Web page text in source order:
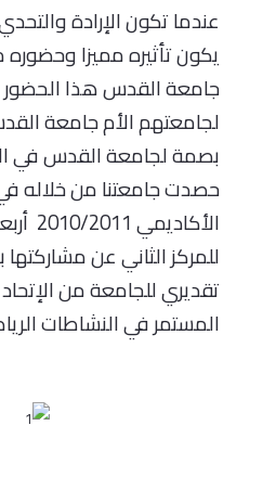
عندما تكون الإرادة
يكون تأثيره مميزا
جامعة القدس هذا الحضور
لجامعتهم الأم جامعة
بصمة لجامعة القدس في
حصدت جامعتنا من خلاله
للمركز الثاني عن
تقديري للجامعة من
المستمر في النشاطات